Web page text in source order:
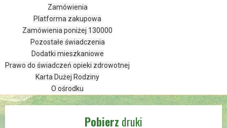
Zamówienia
Platforma zakupowa
Zamówienia poniżej 130000
Pozostałe świadczenia
Dodatki mieszkaniowe
Prawo do świadczeń opieki zdrowotnej
Karta Dużej Rodziny
O ośrodku
Pobierz druki